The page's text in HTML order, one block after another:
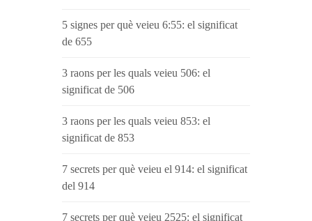
5 signes per què veieu 6:55: el significat
de 655
3 raons per les quals veieu 506: el
significat de 506
3 raons per les quals veieu 853: el
significat de 853
7 secrets per què veieu el 914: el significat
del 914
7 secrets per què veieu 2525: el significat